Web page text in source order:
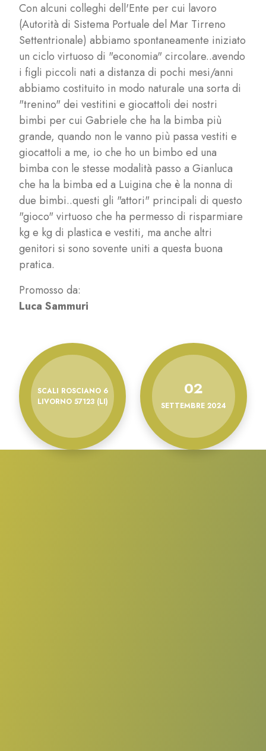
Con alcuni colleghi dell'Ente per cui lavoro
(Autorità di Sistema Portuale del Mar Tirreno
Settentrionale) abbiamo spontaneamente iniziato
un ciclo virtuoso di "economia" circolare..avendo
i figli piccoli nati a distanza di pochi mesi/anni
abbiamo costituito in modo naturale una sorta di
"trenino" dei vestitini e giocattoli dei nostri
bimbi per cui Gabriele che ha la bimba più
grande, quando non le vanno più passa vestiti e
giocattoli a me, io che ho un bimbo ed una
bimba con le stesse modalità passo a Gianluca
che ha la bimba ed a Luigina che è la nonna di
due bimbi..questi gli "attori" principali di questo
"gioco" virtuoso che ha permesso di risparmiare
kg e kg di plastica e vestiti, ma anche altri
genitori si sono sovente uniti a questa buona
pratica.
Promosso da:
Luca Sammuri
SCALI ROSCIANO 6
LIVORNO 57123 (LI)
02
SETTEMBRE 2024